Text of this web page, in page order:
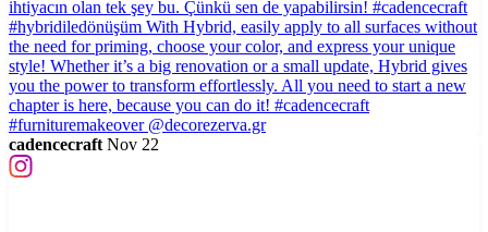
cadencecraft Nov 22